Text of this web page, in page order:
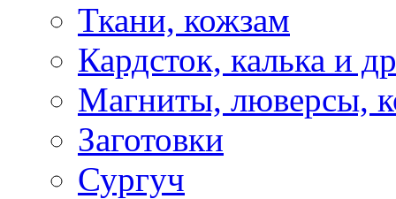
Ткани, кожзам
Кардсток, калька и
Магниты, люверсы,
Заготовки
Сургуч